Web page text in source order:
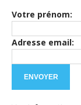
Votre prénom:
Adresse email: